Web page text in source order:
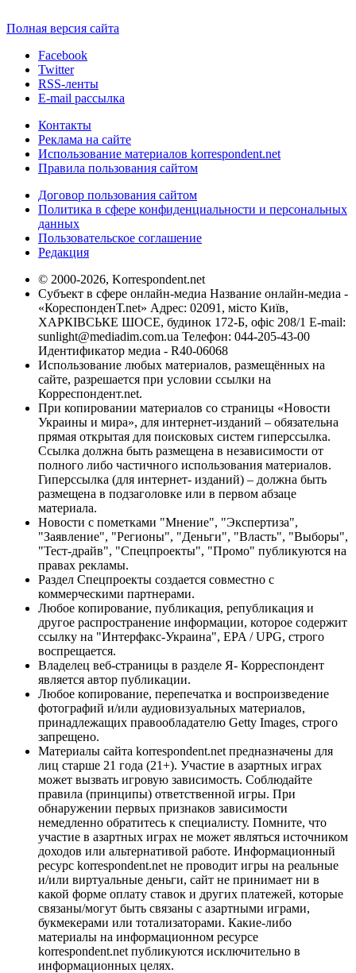
Полная версия сайта
Facebook
Twitter
RSS-ленты
E-mail рассылка
Контакты
Реклама на сайте
Использование материалов korrespondent.net
Правила пользования сайтом
Договор пользования сайтом
Политика в сфере конфиденциальности и персональных
данных
Пользовательское соглашение
Редакция
© 2000-2026, Korrespondent.net
Субъект в сфере онлайн-медиа Название онлайн-медиа -
«КореспонденТ.net» Адрес: 02091, місто Київ,
ХАРКІВСЬКЕ ШОСЕ, будинок 172-Б, офіс 208/1 E-mail:
sunlight@mediadim.com.ua Телефон: 044-205-43-00
Идентификатор медиа - R40-06068
Использование любых материалов, размещённых на
сайте, разрешается при условии ссылки на
Корреспондент.net.
При копировании материалов со страницы «Новости
Украины и мира», для интернет-изданий – обязательна
прямая открытая для поисковых систем гиперссылка.
Ссылка должна быть размещена в независимости от
полного либо частичного использования материалов.
Гиперссылка (для интернет- изданий) – должна быть
размещена в подзаголовке или в первом абзаце
материала.
Новости с пометками "Мнение", "Экспертиза",
"Заявление", "Регионы", "Деньги", "Власть", "Выборы",
"Тест-драйв", "Спецпроекты", "Промо" публикуются на
правах рекламы.
Раздел Спецпроекты создается совместно с
коммерческими партнерами.
Любое копирование, публикация, републикация и
другое распространение информации, которое содержит
ссылку на "Интерфакс-Украина", EPA / UPG, строго
воспрещается.
Владелец веб-страницы в разделе Я- Корреспондент
является автор публикации.
Любое копирование, перепечатка и воспроизведение
фотографий и/или аудиовизуальных материалов,
принадлежащих правообладателю Getty Images, строго
запрещено.
Материалы сайта korrespondent.net предназначены для
лиц старше 21 года (21+). Участие в азартных играх
может вызвать игровую зависимость. Соблюдайте
правила (принципы) ответственной игры. При
обнаружении первых признаков зависимости
немедленно обратитесь к специалисту. Помните, что
участие в азартных играх не может являться источником
доходов или альтернативой работе. Информационный
ресурс korrespondent.net не проводит игры на реальные
и/или виртуальные деньги, сайт не принимает ни в
какой форме оплату ставок и других платежей, которые
связаны/могут быть связаны с азартными играми,
букмекерами или тотализаторами. Какие-либо
материалы на информационном ресурсе
korrespondent.net публикуются исключительно в
информационных целях.